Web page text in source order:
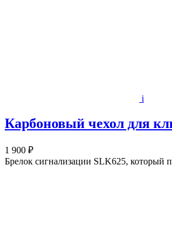
i
Карбоновый чехол для
1 900 ₽
Брелок сигнализации SLK625, который